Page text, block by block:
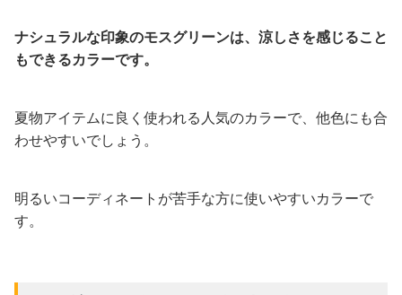
ナシュラルな印象のモスグリーンは、涼しさを感じること
もできるカラーです。
夏物アイテムに良く使われる人気のカラーで、他色にも合
わせやすいでしょう。
明るいコーディネートが苦手な方に使いやすいカラーで
す。